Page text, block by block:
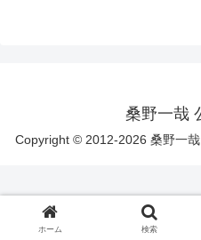
桑野一哉
Copyright © 2012-2026 桑野一
ホーム 検索